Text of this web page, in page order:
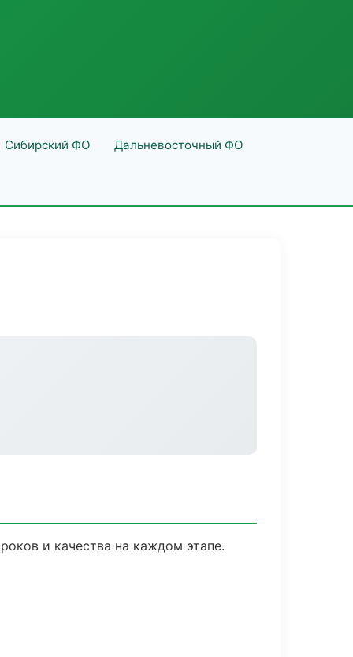
Сибирский ФО Дальневосточный ФО
и качества на каждом этапе.